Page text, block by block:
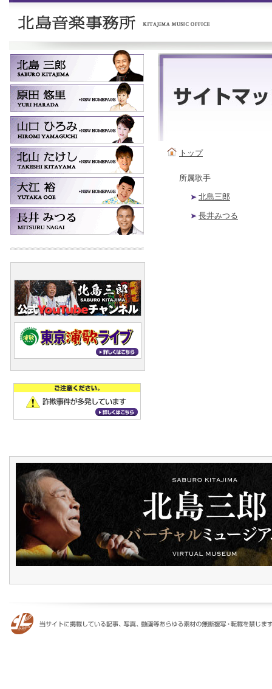
トップ
所属歌手
北島三郎
長井みつる